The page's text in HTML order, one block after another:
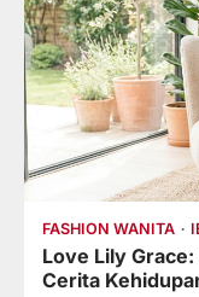
FASHION WANITA
Love Lily
Cerita